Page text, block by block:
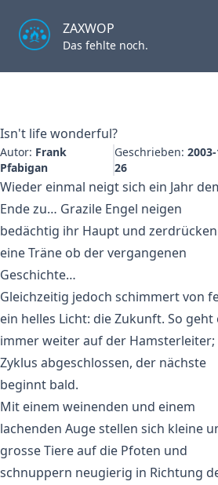
ZAXWOP
Das fehlte noch.
Isn't life wonderful?
Autor: Frank
Pfabigan
Geschrieben:
26
Wieder einmal neigt sich ein Jahr
Ende zu… Grazile Engel neigen
bedächtig ihr Haupt und zerdrücken
eine Träne ob der vergangenen
Geschichte…
Gleichzeitig jedoch schimmert von
ein helles Licht: die Zukunft. So geht
immer weiter auf der Hamsterleiter;
Zyklus abgeschlossen, der nächste
beginnt bald.
Mit einem weinenden und einem
lachenden Auge stellen sich kleine
grosse Tiere auf die Pfoten und
schnuppern neugierig in Richtung